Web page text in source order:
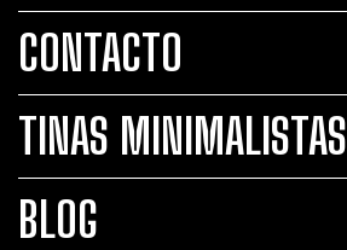
CONTACTO
TINAS MINIMALISTAS
BLOG